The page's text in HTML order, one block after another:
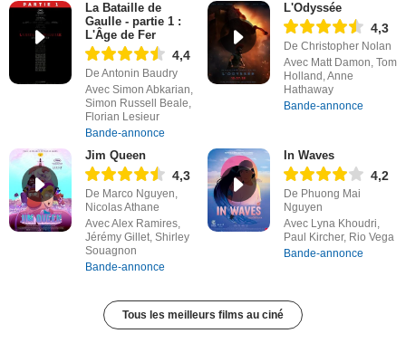
La Bataille de
Gaulle - partie 1 :
L'Âge de Fer
4,4
De Antonin Baudry
Avec Simon Abkarian,
Simon Russell Beale,
Florian Lesieur
Bande-annonce
L'Odyssée
4,3
De Christopher Nolan
Avec Matt Damon, Tom
Holland, Anne
Hathaway
Bande-annonce
Jim Queen
4,3
De Marco Nguyen,
Nicolas Athane
Avec Alex Ramires,
Jérémy Gillet, Shirley
Souagnon
Bande-annonce
In Waves
4,2
De Phuong Mai
Nguyen
Avec Lyna Khoudri,
Paul Kircher, Rio Vega
Bande-annonce
Tous les meilleurs films au ciné